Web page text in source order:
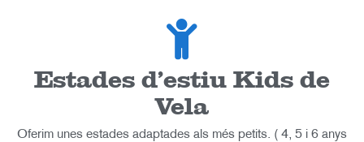
Estades d'estiu Kids de
Vela
Oferim unes estades adaptades als més petits. ( 4, 5 i 6 anys